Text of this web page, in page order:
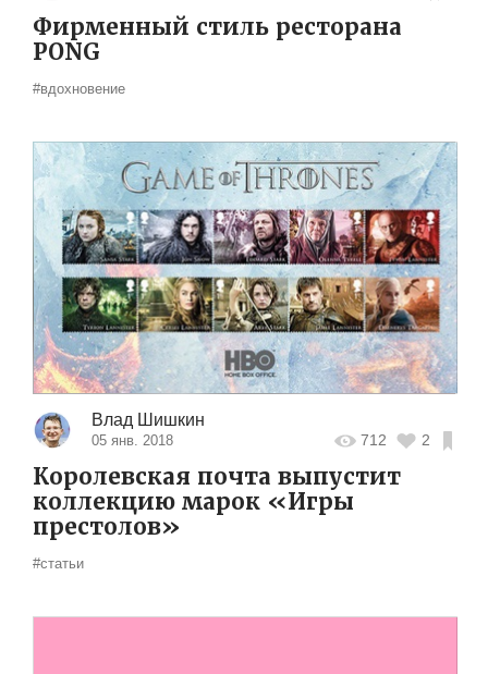
Фирменный стиль ресторана
PONG
#вдохновение
Влад Шишкин
05 янв. 2018 712 2
Королевская почта выпустит
коллекцию марок «Игры
престолов»
#статьи